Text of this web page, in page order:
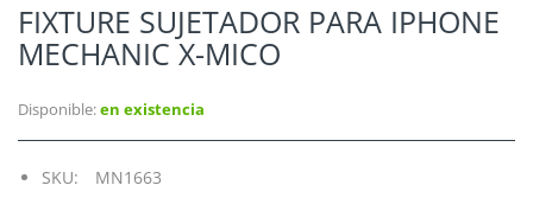
FIXTURE SUJETADOR PARA IPHONE
MECHANIC X-MICO
Disponible:en existencia
SKU: MN1663